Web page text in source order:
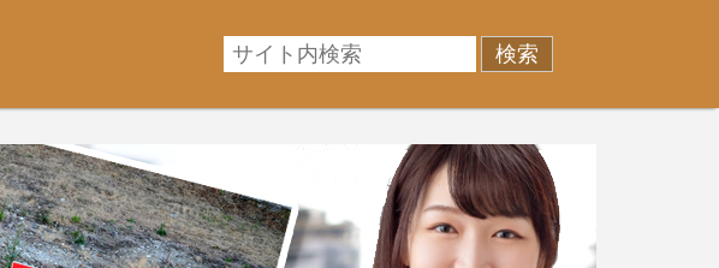
却」は時間はかかるが相場に準じた売却金額、「買取」は短期ではあるが相場よ
、相続不動産など、不動産売却のお悩みを全国の専門家が解決致します！